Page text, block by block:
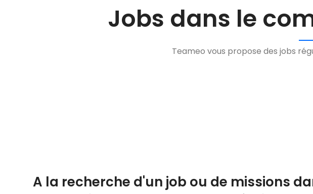
Jobs dans le
Teameo vous propose des jobs
A la recherche d'un job ou de missions